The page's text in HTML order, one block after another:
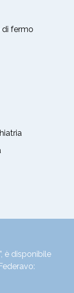
di fermo
è disponibile